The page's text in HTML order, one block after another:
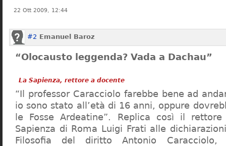
22 Ott 2009, 12:44
#2 Emanuel Baroz
“Olocausto leggenda? Vada a Dachau”
La Sapienza, rettore a docente
“Il professor Caracciolo farebbe bene ad
io sono stato all’età di 16 anni, oppure
le Fosse Ardeatine”. Replica così il rettore
Sapienza di Roma Luigi Frati alle
Filosofia del diritto Antonio